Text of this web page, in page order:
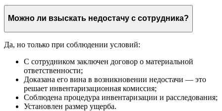
Можно ли взыскать недостачу с сотрудника?
Да, но только при соблюдении условий:
С сотрудником заключен договор о материальной
ответственности;
Доказана его вина в возникновении недостачи — это
решает инвентаризационная комиссия;
Соблюдена процедура инвентаризации и расследования;
Установлен размер ущерба.